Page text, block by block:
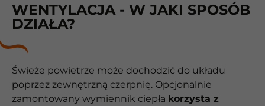
WENTYLACJA - W JAKI SPOSÓB
DZIAŁA?
Świeże powietrze może dochodzić do układu
poprzez zewnętrzną czerpnię. Opcjonalnie
zamontowany wymiennik ciepła korzysta z